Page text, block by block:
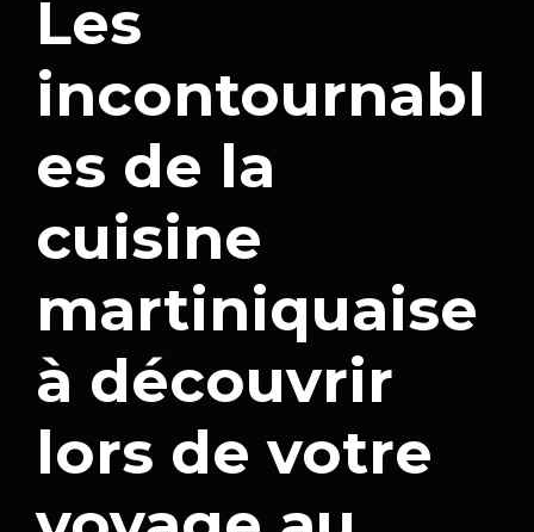
Les
incontournabl
es de la
cuisine
martiniquaise
à découvrir
lors de votre